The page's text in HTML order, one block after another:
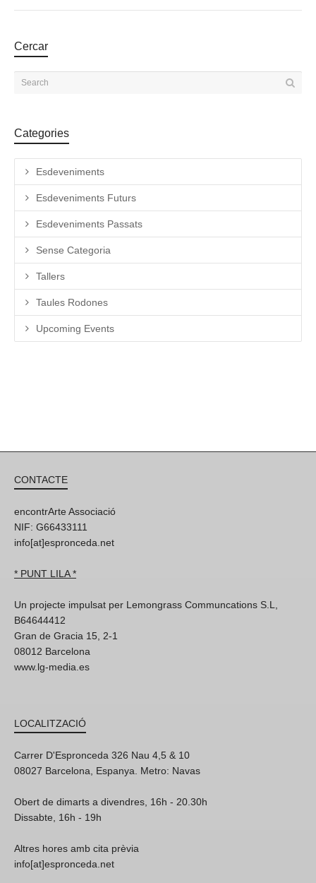
Cercar
Categories
Esdeveniments
Esdeveniments Futurs
Esdeveniments Passats
Sense Categoria
Tallers
Taules Rodones
Upcoming Events
CONTACTE
encontrArte Associació
NIF: G66433111
info[at]espronceda.net
* PUNT LILA *
Un projecte impulsat per Lemongrass Communcations S.L,
B64644412
Gran de Gracia 15, 2-1
08012 Barcelona
www.lg-media.es
LOCALITZACIÓ
Carrer D'Espronceda 326 Nau 4,5 & 10
08027 Barcelona, Espanya. Metro: Navas
Obert de dimarts a divendres, 16h - 20.30h
Dissabte, 16h - 19h
Altres hores amb cita prèvia
info[at]espronceda.net